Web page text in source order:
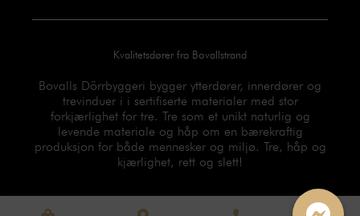
b
k
-
s
g
r
a
m
-
1
e
s
u
Kvalitetsdører fra Bovallstrand
Bovalls Dörrbyggeri bygger ytterdører, innerdører og
trevinduer i i sertifiserte materialer med stor
forkjærlighet for tre. Tre som et unikt naturlig og
levende materiale og håp om en bærekraftig
produksjon for både mennesker og miljø. Tre, håp og
kjærlighet, rett og slett!